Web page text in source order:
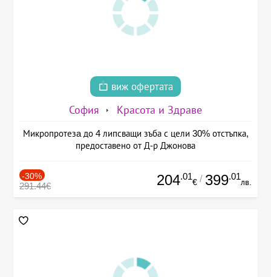
виж офертата
София Красота и Здраве
Микропротезa до 4 липсващи зъба с цели 30% отстъпка,
предоставено от Д-р Джонова
-30%
291.44€ 204.01
€ / 399.01
лв.